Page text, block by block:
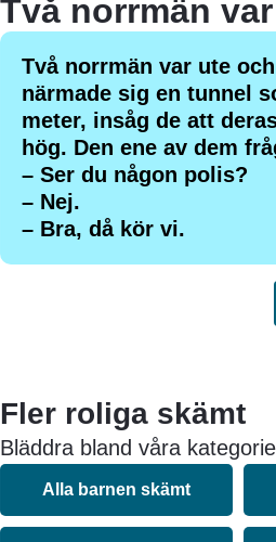
Två norrmän var ute
närmade sig en tunnel
meter, insåg de att
hög. Den ene av dem
– Ser du någon polis?
– Nej.
– Bra, då kör vi.
Fler roliga skämt
Bläddra bland våra
Alla barnen skämt